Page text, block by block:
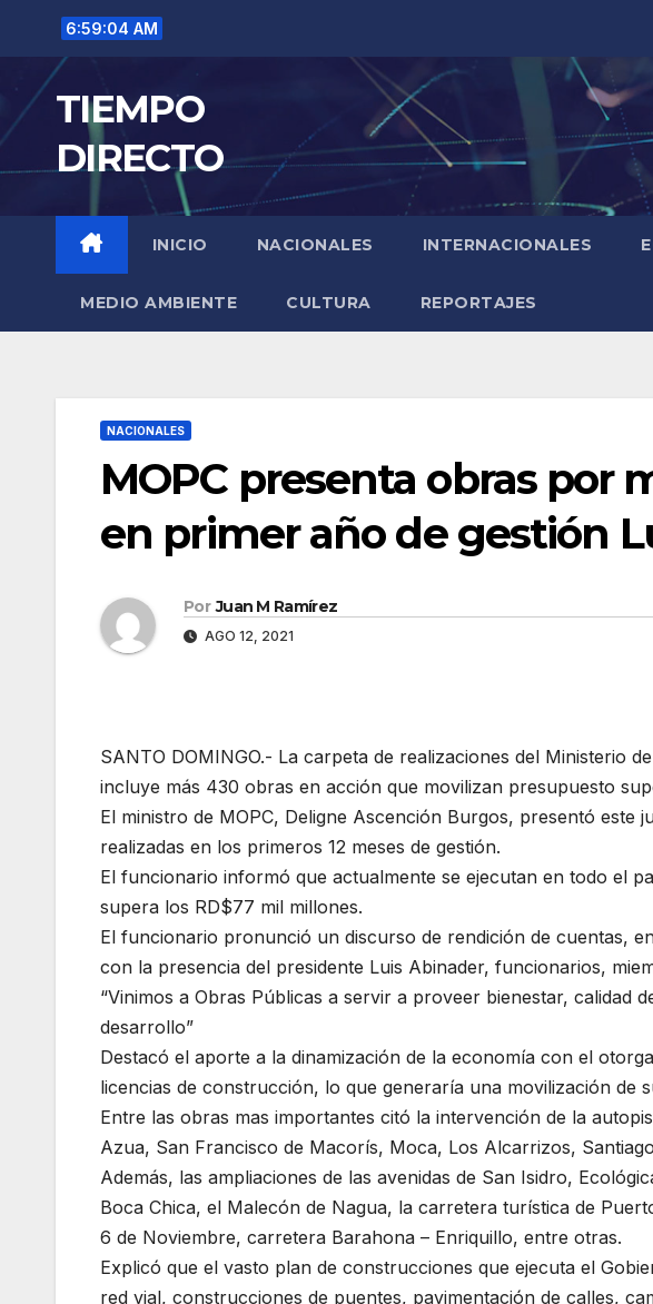
contenido
6:59:05 AM
TIEMPO
DIRECTO
INICIO NACIONALES INTERNACIONALES
MEDIO AMBIENTE CULTURA REPORTAJES
NACIONALES
MOPC presenta obras por
en primer año de gestión
Por Juan M Ramírez
AGO 12, 2021
SANTO DOMINGO.- La carpeta de realizaciones del Ministerio
incluye más 430 obras en acción que movilizan presupuesto
El ministro de MOPC, Deligne Ascención Burgos, presentó este
realizadas en los primeros 12 meses de gestión.
El funcionario informó que actualmente se ejecutan en todo el
supera los RD$77 mil millones.
El funcionario pronunció un discurso de rendición de cuentas,
con la presencia del presidente Luis Abinader, funcionarios,
“Vinimos a Obras Públicas a servir a proveer bienestar, calidad
desarrollo”
Destacó el aporte a la dinamización de la economía con el
licencias de construcción, lo que generaría una movilización de
Entre las obras mas importantes citó la intervención de la
Azua, San Francisco de Macorís, Moca, Los Alcarrizos,
Además, las ampliaciones de las avenidas de San Isidro,
Boca Chica, el Malecón de Nagua, la carretera turística de
6 de Noviembre, carretera Barahona – Enriquillo, entre otras.
Explicó que el vasto plan de construcciones que ejecuta el
red vial, construcciones de puentes, pavimentación de calles,